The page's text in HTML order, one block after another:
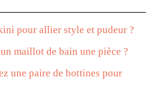
pour allier style et pudeur ?
maillot de bain une pièce ?
une paire de bottines pour